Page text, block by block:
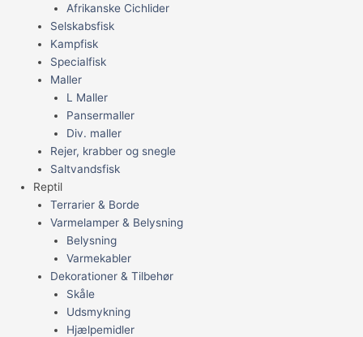
Afrikanske Cichlider
Selskabsfisk
Kampfisk
Specialfisk
Maller
L Maller
Pansermaller
Div. maller
Rejer, krabber og snegle
Saltvandsfisk
Reptil
Terrarier & Borde
Varmelamper & Belysning
Belysning
Varmekabler
Dekorationer & Tilbehør
Skåle
Udsmykning
Hjælpemidler